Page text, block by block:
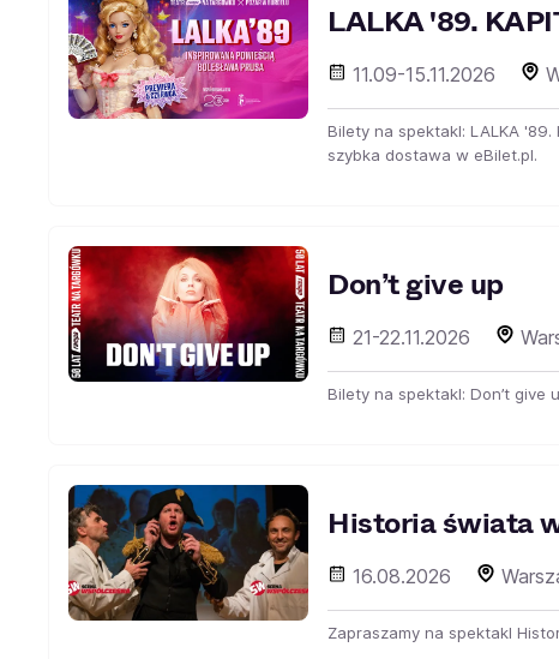
LALKA '89.
11.09-15.11.2026
Bilety na spektakl: LALKA '89.
szybka dostawa w eBilet.pl.
Don’t give up
21-22.11.2026
Bilety na spektakl: Don’t
Historia świata
16.08.2026
Zapraszamy na spektakl